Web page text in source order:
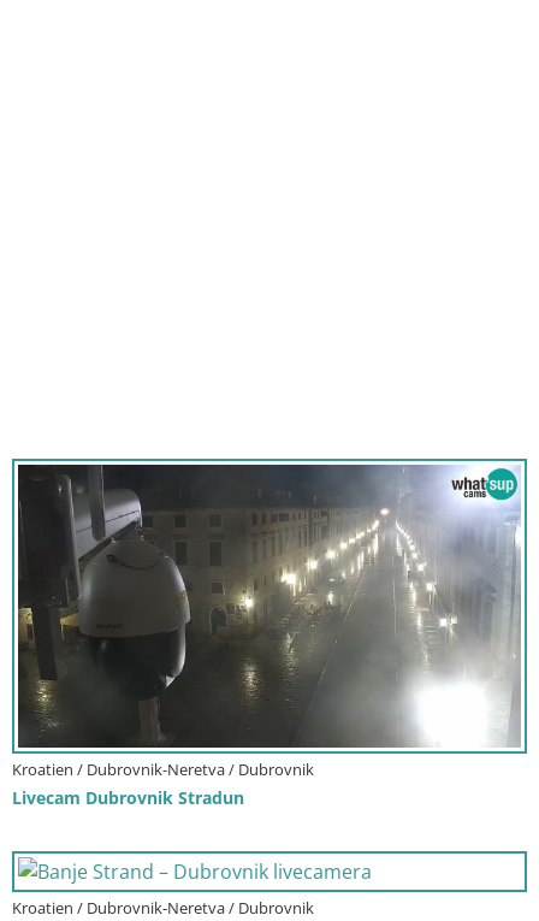
Kroatien / Dubrovnik-Neretva / Dubrovnik
Livecam Dubrovnik Stradun
Kroatien / Dubrovnik-Neretva / Dubrovnik